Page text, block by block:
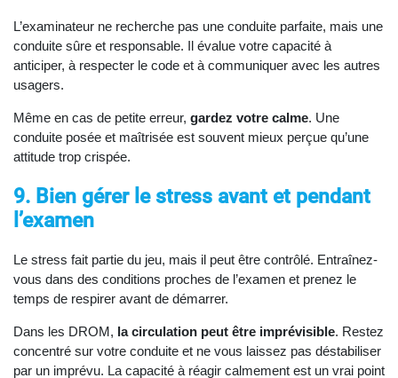
L’examinateur ne recherche pas une conduite parfaite, mais une
conduite sûre et responsable. Il évalue votre capacité à
anticiper, à respecter le code et à communiquer avec les autres
usagers.
Même en cas de petite erreur, gardez votre calme. Une
conduite posée et maîtrisée est souvent mieux perçue qu’une
attitude trop crispée.
9. Bien gérer le stress avant et pendant
l’examen
Le stress fait partie du jeu, mais il peut être contrôlé. Entraînez-
vous dans des conditions proches de l’examen et prenez le
temps de respirer avant de démarrer.
Dans les DROM, la circulation peut être imprévisible. Restez
concentré sur votre conduite et ne vous laissez pas déstabiliser
par un imprévu. La capacité à réagir calmement est un vrai point